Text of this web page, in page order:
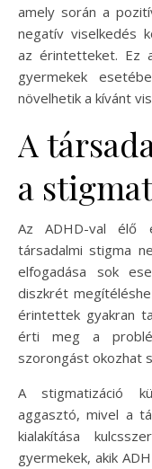
amely során a
negatív viselkedés
az érintetteket. Ez
gyermekek
növelhetik a kívánt
A
a
Az ADHD-val élő
társadalmi stigma
elfogadása sok
diszkrét
érintettek gyakran
érti meg a
szorongást okozhat
A stigmatizáció
aggasztó, mivel a
kialakítása
gyermekek, akik